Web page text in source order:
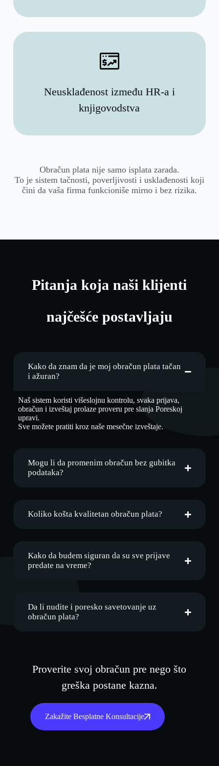
Neusklađenost između HR-a i
knjigovodstva
Obračun plata nije samo isplata zarada.
To je sistem tačnosti, poverljivosti i usklađenosti koji
čini da vaša firma funkcioniše mirno i bez rizika.
Pitanja koja naši klijenti
najčešće postavljaju
Kako da znam da je moj obračun plata tačan
i ažuran?
Naš sistem koristi višeslojnu kontrolu, svaka prijava,
obračun i izveštaj prolaze proveru pre slanja Poreskoj
upravi.
Sve možete pratiti kroz naše mesečne izveštaje.
Mogu li da promenim obračun bez gubitka
podataka?
Koliko košta kvalitetan obračun plata?
Kako da budem siguran da su sve prijave
predate na vreme?
Da li nudite i poresko savetovanje uz
obračun plata?
Proverite svoj obračun pre nego što
greška postane kazna.
Zakažite Besplatne Konsultacije